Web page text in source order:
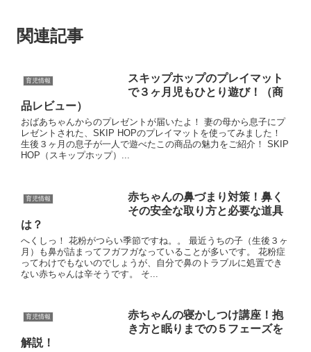
関連記事
育児情報
スキップホップのプレイマット
で３ヶ月児もひとり遊び！（商
品レビュー）
おばあちゃんからのプレゼントが届いたよ！ 妻の母から息子にプ
レゼントされた、SKIP HOPのプレイマットを使ってみました！
生後３ヶ月の息子が一人で遊べたこの商品の魅力をご紹介！ SKIP
HOP（スキップホップ）...
育児情報
赤ちゃんの鼻づまり対策！鼻く
その安全な取り方と必要な道具
は？
へくしっ！ 花粉がつらい季節ですね。。 最近うちの子（生後３ヶ
月）も鼻が詰まってフガフガなっていることが多いです。 花粉症
ってわけでもないのでしょうが、自分で鼻のトラブルに処置でき
ない赤ちゃんは辛そうです。 そ...
育児情報
赤ちゃんの寝かしつけ講座！抱
き方と眠りまでの５フェーズを
解説！